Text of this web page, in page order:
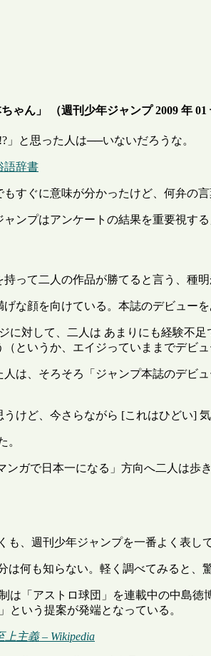
ゃん」 （週刊少年ジャンプ 2009 年 01
」と思った人は──いないだろうな。
語辞書
すぐに意味が分かったけど、何弁
ンプはアンケートの結果を重要視す
って二人の作品が勝てると言う、種
な顔を向けている。本誌のデビュー
に対して、二人は あまりにも経験不
というか、エイジっていままでデビ
人は、そろそろ「ジャンプ本誌のデ
けど、今さらながら [これはひどい]
。
ンガで日本一になる」方向へ二人は
も、週刊少年ジャンプを一番よく表し
何も知らない。軽く調べてみると、
は「アストロ球団」を連載中の中島
という提案が発端となっている。
主義 – Wikipedia